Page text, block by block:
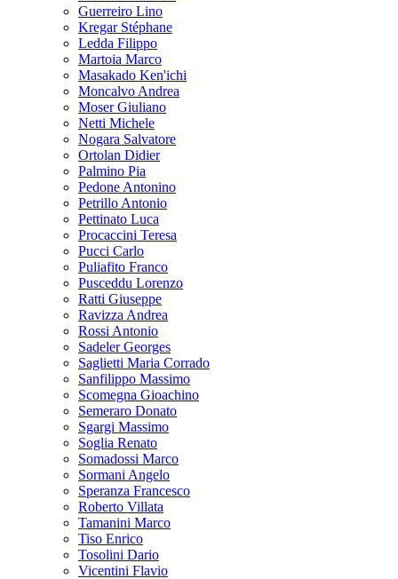
Guerreiro Lino
Kregar Stéphane
Ledda Filippo
Martoia Marco
Masakado Ken'ichi
Moncalvo Andrea
Moser Giuliano
Netti Michele
Nogara Salvatore
Ortolan Didier
Palmino Pia
Pedone Antonino
Petrillo Antonio
Pettinato Luca
Procaccini Teresa
Pucci Carlo
Puliafito Franco
Pusceddu Lorenzo
Ratti Giuseppe
Ravizza Andrea
Rossi Antonio
Sadeler Georges
Saglietti Maria Corrado
Sanfilippo Massimo
Scomegna Gioachino
Semeraro Donato
Sgargi Massimo
Soglia Renato
Somadossi Marco
Sormani Angelo
Speranza Francesco
Roberto Villata
Tamanini Marco
Tiso Enrico
Tosolini Dario
Vicentini Flavio